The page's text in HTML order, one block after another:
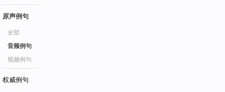
原声例句
全部
音频例句
视频例句
权威例句